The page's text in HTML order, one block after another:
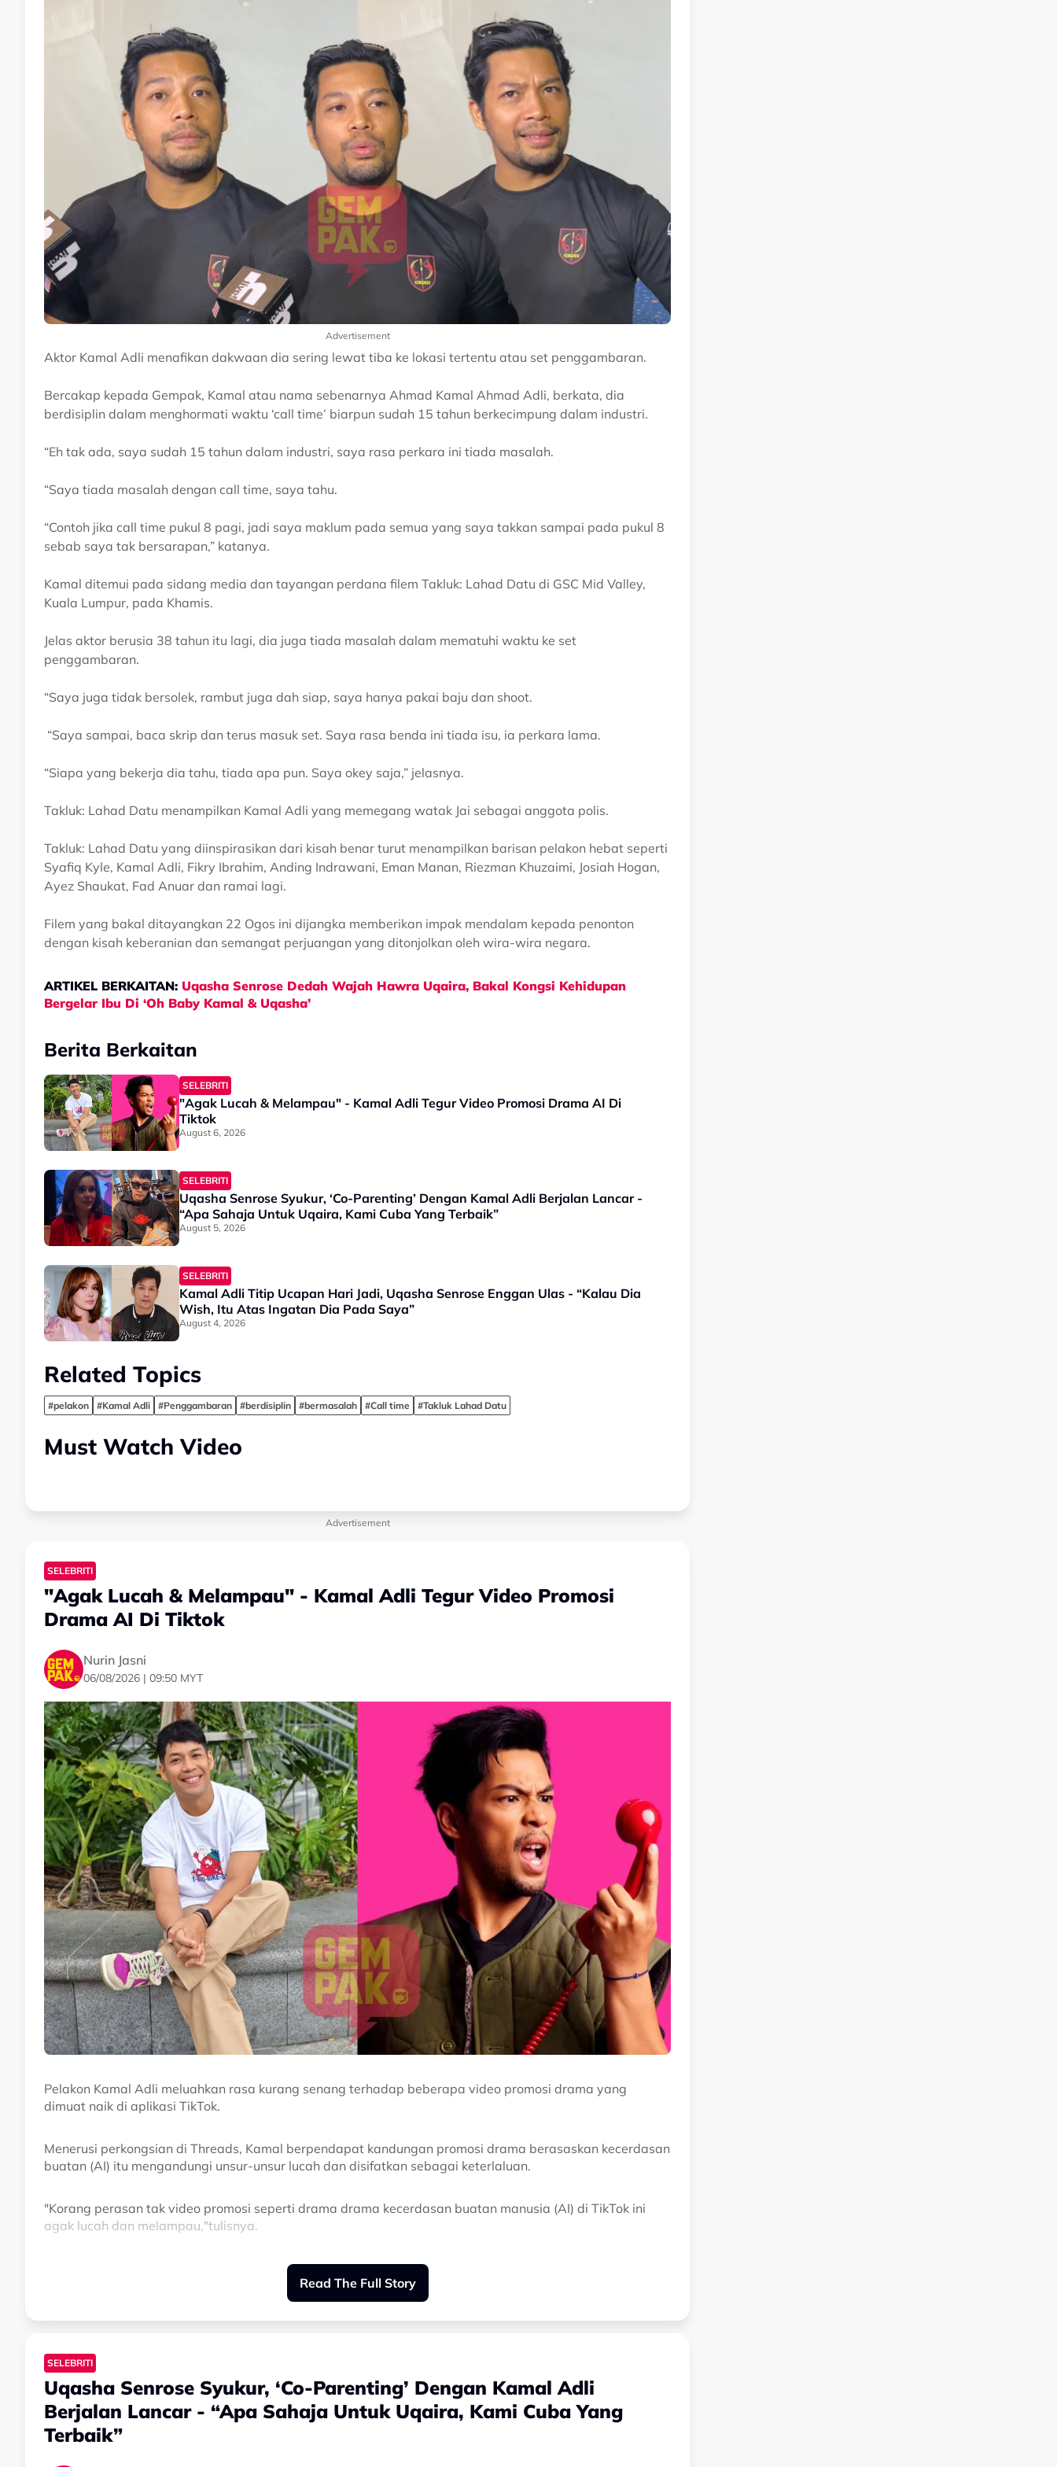
Advertisement
Aktor Kamal Adli menafikan dakwaan dia sering lewat tiba ke lokasi tertentu atau set penggambaran.
Bercakap kepada Gempak, Kamal atau nama sebenarnya Ahmad Kamal Ahmad Adli, berkata, dia
berdisiplin dalam menghormati waktu ‘call time’ biarpun sudah 15 tahun berkecimpung dalam industri.
“Eh tak ada, saya sudah 15 tahun dalam industri, saya rasa perkara ini tiada masalah.
“Saya tiada masalah dengan call time, saya tahu.
“Contoh jika call time pukul 8 pagi, jadi saya maklum pada semua yang saya takkan sampai pada pukul 8
sebab saya tak bersarapan,” katanya.
Kamal ditemui pada sidang media dan tayangan perdana filem Takluk: Lahad Datu di GSC Mid Valley,
Kuala Lumpur, pada Khamis.
Jelas aktor berusia 38 tahun itu lagi, dia juga tiada masalah dalam mematuhi waktu ke set
penggambaran.
“Saya juga tidak bersolek, rambut juga dah siap, saya hanya pakai baju dan shoot.
“Saya sampai, baca skrip dan terus masuk set. Saya rasa benda ini tiada isu, ia perkara lama.
“Siapa yang bekerja dia tahu, tiada apa pun. Saya okey saja,” jelasnya.
Takluk: Lahad Datu menampilkan Kamal Adli yang memegang watak Jai sebagai anggota polis.
Takluk: Lahad Datu yang diinspirasikan dari kisah benar turut menampilkan barisan pelakon hebat seperti
Syafiq Kyle, Kamal Adli, Fikry Ibrahim, Anding Indrawani, Eman Manan, Riezman Khuzaimi, Josiah Hogan,
Ayez Shaukat, Fad Anuar dan ramai lagi.
Filem yang bakal ditayangkan 22 Ogos ini dijangka memberikan impak mendalam kepada penonton
dengan kisah keberanian dan semangat perjuangan yang ditonjolkan oleh wira-wira negara.
ARTIKEL BERKAITAN: Uqasha Senrose Dedah Wajah Hawra Uqaira, Bakal Kongsi Kehidupan
Bergelar Ibu Di ‘Oh Baby Kamal & Uqasha’
Berita Berkaitan
SELEBRITI
"Agak Lucah & Melampau" - Kamal Adli Tegur Video Promosi Drama AI Di
Tiktok
August 6, 2026
SELEBRITI
Uqasha Senrose Syukur, ‘Co-Parenting’ Dengan Kamal Adli Berjalan Lancar -
“Apa Sahaja Untuk Uqaira, Kami Cuba Yang Terbaik”
August 5, 2026
SELEBRITI
Kamal Adli Titip Ucapan Hari Jadi, Uqasha Senrose Enggan Ulas - “Kalau Dia
Wish, Itu Atas Ingatan Dia Pada Saya”
August 4, 2026
Related Topics
#pelakon #Kamal Adli #Penggambaran #berdisiplin #bermasalah #Call time #Takluk Lahad Datu
Must Watch Video
Advertisement
SELEBRITI
"Agak Lucah & Melampau" - Kamal Adli Tegur Video Promosi
Drama AI Di Tiktok
Nurin Jasni
06/08/2026 | 09:50 MYT
Pelakon Kamal Adli meluahkan rasa kurang senang terhadap beberapa video promosi drama yang
dimuat naik di aplikasi TikTok.
Menerusi perkongsian di Threads, Kamal berpendapat kandungan promosi drama berasaskan kecerdasan
buatan (AI) itu mengandungi unsur-unsur lucah dan disifatkan sebagai keterlaluan.
"Korang perasan tak video promosi seperti drama drama kecerdasan buatan manusia (AI) di TikTok ini
agak lucah dan melampau,"tulisnya.
Dalam masa sama, Kamal turut menuntut agar pihak yang bertanggungjawab mengambil tindakan
segera bagi mengawal penyebaran kandungan sedemikian.
Perkongsian tersebut meraih perhatian ramai dengan rata-rata netizen menyokong kenyataan Kamal
selain meluahkan rasa bimbang kerana takut memberi kesan negatif kepada kanak-kanak dan remaja
bawah umur.
Related Topics
Read The Full Story
SELEBRITI
Uqasha Senrose Syukur, ‘Co-Parenting’ Dengan Kamal Adli
Berjalan Lancar - “Apa Sahaja Untuk Uqaira, Kami Cuba Yang
Terbaik”